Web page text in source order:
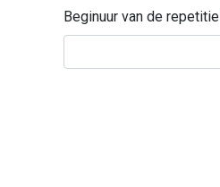
Beginuur van de repetitie